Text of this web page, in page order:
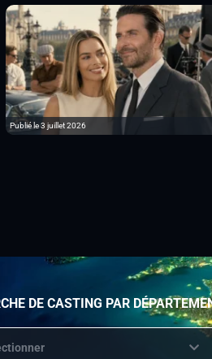
Publié le 3 juillet 2026
DE CASTING PAR